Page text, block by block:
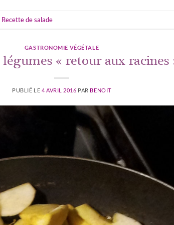
Recette de salade
GASTRONOMIE VÉGÉTALE
légumes « retour aux racines
PUBLIÉ LE 4 AVRIL 2016 PAR BENOIT